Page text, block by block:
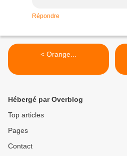
Répondre
< Orange...
Hébergé par Overblog
Top articles
Pages
Contact